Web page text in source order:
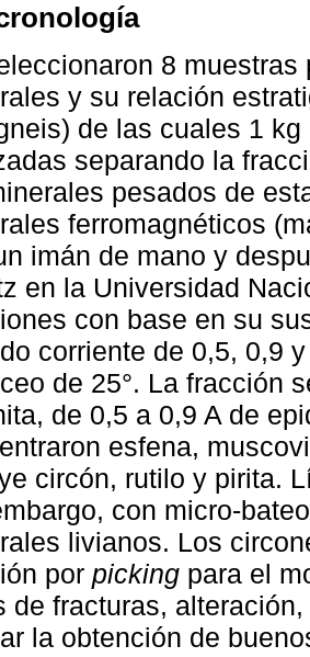
8
y su relación
de las cuales 1
separando la
pesados de
ferromagnéticos
imán de mano y
en la Universidad
con base en su
corriente de 0,5, 0,9
de 25°. La fracción
de 0,5 a 0,9 A de
esfena,
circón, rutilo y pirita.
con micro-
livianos. Los
por picking para el
de fracturas,
la obtención de